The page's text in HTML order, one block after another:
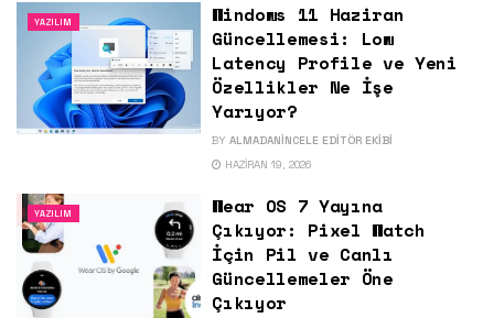
YAZILIM
Windows 11 Haziran
Güncellemesi: Low
Latency Profile ve Yeni
Özellikler Ne İşe
Yarıyor?
BY ALMADANINCELE EDITÖR EKIBI
HAZIRAN 19, 2026
YAZILIM
Wear OS 7 Yayına
Çıkıyor: Pixel Watch
İçin Pil ve Canlı
Güncellemeler Öne
Çıkıyor